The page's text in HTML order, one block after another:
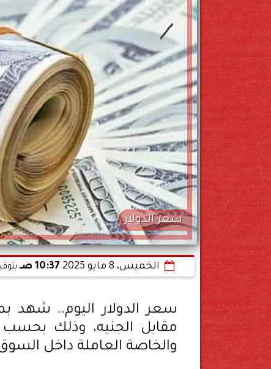
سعر الدولار
الخميس، 8 مايو 2025 10:37 صـ
مقابل الجنيه، وذلك بحسب
والخاصة العاملة داخل